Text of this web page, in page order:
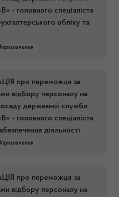
- головного спеціаліста
обліку та
про переможця за
відбору персоналу на
державної служби
- головного спеціаліста
діяльності
про переможця за
відбору персоналу на